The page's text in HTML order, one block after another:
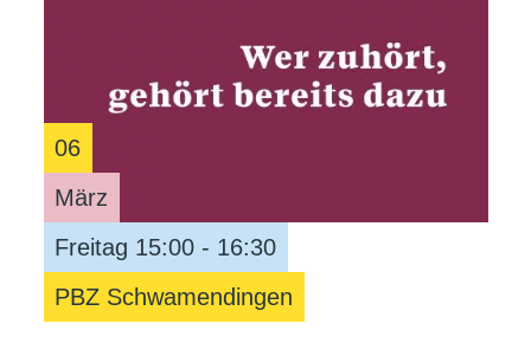
06
März
Freitag 15:00 - 16:30
PBZ Schwamendingen